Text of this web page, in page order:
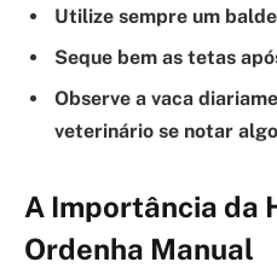
Utilize sempre um
Seque bem as tetas
Observe a vaca
veterinário se notar
A Importância da
Ordenha Manual